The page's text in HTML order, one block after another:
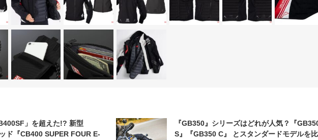
」を超えた!? 新型
ド『CB400 SUPER FOUR E-
『GB350』シリーズはどれが人気？『
S』『GB350 C』 とスタンダードモデルを比